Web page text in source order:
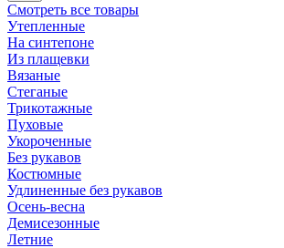
Смотреть все товары
Утепленные
На синтепоне
Из плащевки
Вязаные
Стеганые
Трикотажные
Пуховые
Укороченные
Без рукавов
Костюмные
Удлиненные без рукавов
Осень-весна
Демисезонные
Летние